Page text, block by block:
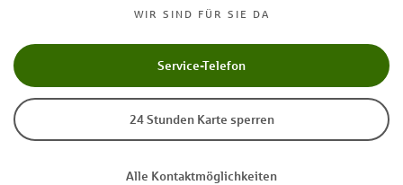
WIR SIND FÜR SIE DA
Service-Telefon
24 Stunden Karte sperren
Alle Kontaktmöglichkeiten